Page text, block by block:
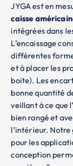
JYGA est en
caisse
intégrées dans
L’encaissage
différentes
et à placer les
boite). Les
bonne quantité
veillant à ce que
bien rangé et
l’intérieur. Notre
pour les
conception